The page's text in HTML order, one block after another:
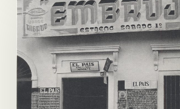
País,
vespertino
asunceno,
aficha
el
boletín